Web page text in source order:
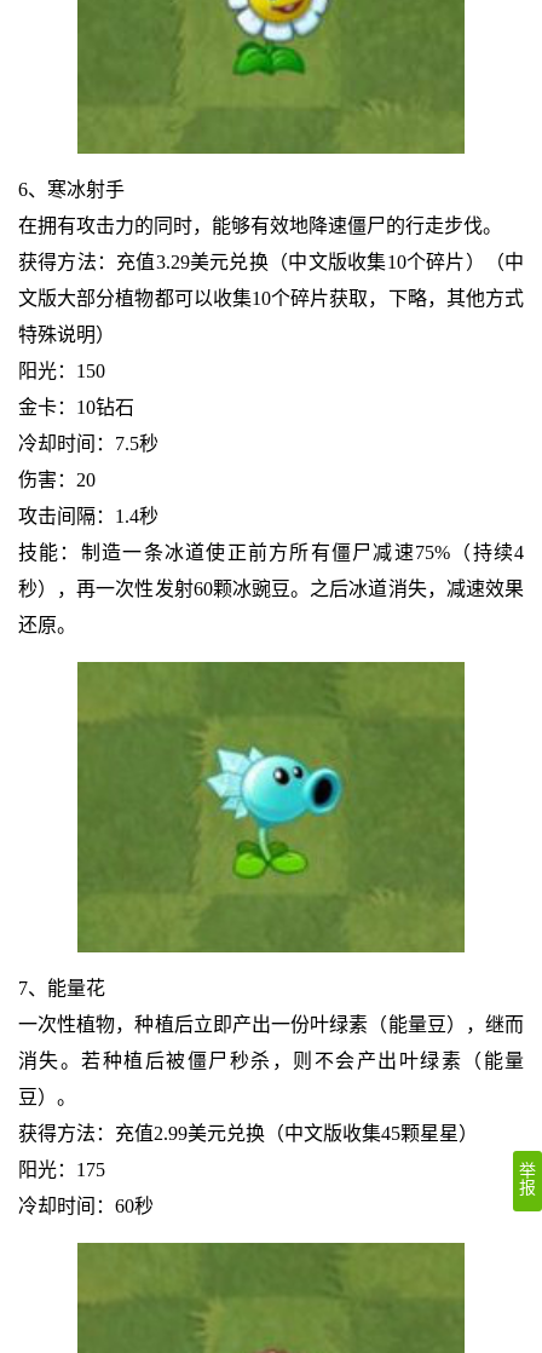
6、寒冰射手
在拥有攻击力的同时，能够有效地降速僵尸的行走步伐。
获得方法：充值3.29美元兑换（中文版收集10个碎片）（中
文版大部分植物都可以收集10个碎片获取，下略，其他方式
特殊说明）
阳光：150
金卡：10钻石
冷却时间：7.5秒
伤害：20
攻击间隔：1.4秒
技能：制造一条冰道使正前方所有僵尸减速75%（持续4
秒），再一次性发射60颗冰豌豆。之后冰道消失，减速效果
还原。
7、能量花
一次性植物，种植后立即产出一份叶绿素（能量豆），继而
消失。若种植后被僵尸秒杀，则不会产出叶绿素（能量
豆）。
获得方法：充值2.99美元兑换（中文版收集45颗星星）
阳光：175
冷却时间：60秒
举
报